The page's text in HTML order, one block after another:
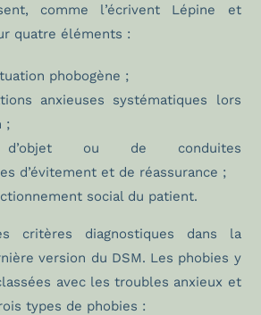
comme l’écrivent Lépine et
quatre éléments :
phobogène ;
anxieuses systématiques lors
;
d’objet ou de conduites
d’évitement et de réassurance ;
social du patient.
critères diagnostiques dans la
version du DSM. Les phobies y
avec les troubles anxieux et
types de phobies :